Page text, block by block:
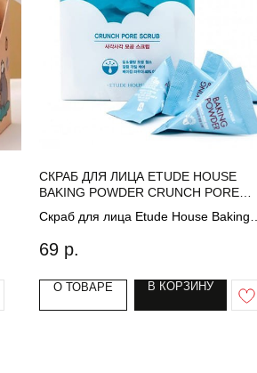
СКРАБ ДЛЯ ЛИЦА ETUDE HOUSE
BAKING POWDER CRUNCH PORE
Скраб для лица Etude House Baking
69 р.
О ТОВАРЕ В КОРЗИНУ